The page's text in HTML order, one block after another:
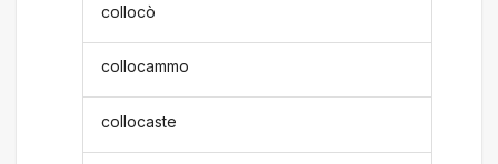
collocò
collocammo
collocaste